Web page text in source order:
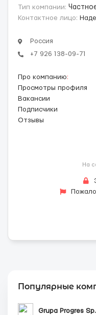
Тип компании:
Контактное лицо:
Россия
+7 926 138-09-71
Про компанию:
Просмотры профиля
Вакансии
Подписчики
Отзывы
На
Популярные
Grupa Progres